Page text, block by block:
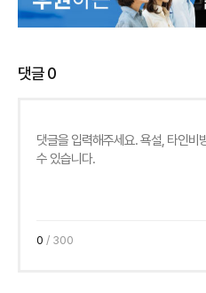
댓글0
0 / 300